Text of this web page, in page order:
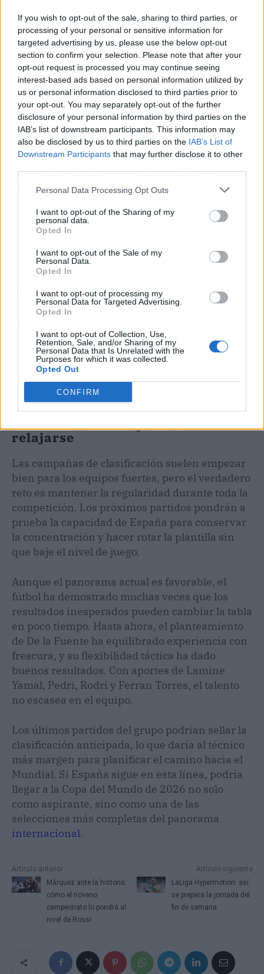
If you wish to opt-out of the sale, sharing to third parties, or
processing of your personal or sensitive information for
targeted advertising by us, please use the below opt-out
section to confirm your selection. Please note that after your
opt-out request is processed you may continue seeing
interest-based ads based on personal information utilized by
us or personal information disclosed to third parties prior to
your opt-out. You may separately opt-out of the further
disclosure of your personal information by third parties on the
IAB’s list of downstream participants. This information may
also be disclosed by us to third parties on the IAB’s List of
Downstream Participants that may further disclose it to other
Personal Data Processing Opt Outs
I want to opt-out of the Sharing of my
personal data.
Opted In
I want to opt-out of the Sale of my
Personal Data.
Opted In
I want to opt-out of processing my
Personal Data for Targeted Advertising.
Opted In
I want to opt-out of Collection, Use,
Retention, Sale, and/or Sharing of my
Personal Data that Is Unrelated with the
Purposes for which it was collected.
Opted Out
CONFIRM
La victoria en la Eurocopa 2024 fue la base de
este impulso, y las primeras victorias en la
clasificación mundialista lo consolidan aún
entrega del Balón de Oro a Ousmane Dembélé,
de Francia. Curiosamente, ningún ganador
vigente del Balón de Oro ha logrado levantar la
Copa del Mundo.
Algunos lo ven como una superstición, otros
como una tendencia histórica. De cualquier
forma, el foco se dirige hacia España como un
equipo que se apoya en el conjunto, y no en una
figura individual. Esa mentalidad podría dar
mejores resultados cuando arranque el torneo
en 2026.
El siguiente paso para España:
mantener el nivel y evitar
relajarse
Las campañas de clasificación suelen empezar
bien para los equipos fuertes, pero el verdadero
reto es mantener la regularidad durante toda la
competición. Los próximos partidos pondrán a
prueba la capacidad de España para conservar
la concentración y hacer rotar la plantilla sin
que baje el nivel de juego.
Aunque el panorama actual es favorable, el
fútbol ha demostrado muchas veces que los
resultados inesperados pueden cambiar la tabla
en poco tiempo. Hasta ahora, el planteamiento
de De la Fuente ha equilibrado experiencia con
frescura, y su flexibilidad táctica ha dado
buenos resultados. Con aportes de Lamine
Yamal, Pedri, Rodri y Ferran Torres, el talento
no escasea en el equipo.
Los últimos partidos del grupo podrían sellar la
clasificación anticipada, lo que daría al técnico
más margen para planificar el camino hacia el
Mundial. Si España sigue en esta línea, podría
llegar a la Copa del Mundo de 2026 no solo
como aspirante, sino como una de las
selecciones más completas del panorama
internacional.
Artículo anterior
Márquez ante la historia:
cómo el noveno
campeonato lo pondrá al
nivel de Rossi
Artículo siguiente
LaLiga Hypermotion: así
se prepara la jornada del
fin de semana